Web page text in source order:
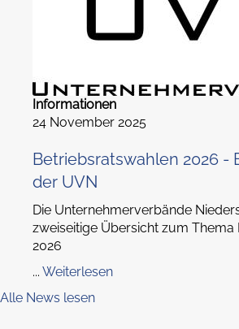
Informationen
24 November 2025
Betriebsratswahlen 2026 -
der UVN
Die Unternehmerverbände
zweiseitige Übersicht zum
2026
... Weiterlesen
Alle News lesen